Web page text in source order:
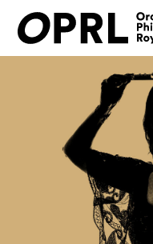
SAISON 26-27
JEUNES PUBLICS
EN PRATIQUE